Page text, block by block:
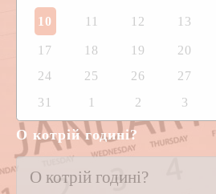
10 11 12 13
17 18 19 20
24
25 26 27
31
1 2 3
О котрій годині?